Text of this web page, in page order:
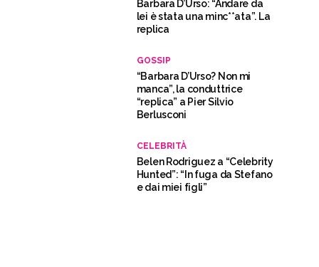
Barbara D’Urso: “Andare da
lei è stata una minc**ata”. La
replica
GOSSIP
“Barbara D’Urso? Non mi
manca”, la conduttrice
“replica” a Pier Silvio
Berlusconi
CELEBRITÀ
Belen Rodriguez a “Celebrity
Hunted”: “In fuga da Stefano
e dai miei figli”